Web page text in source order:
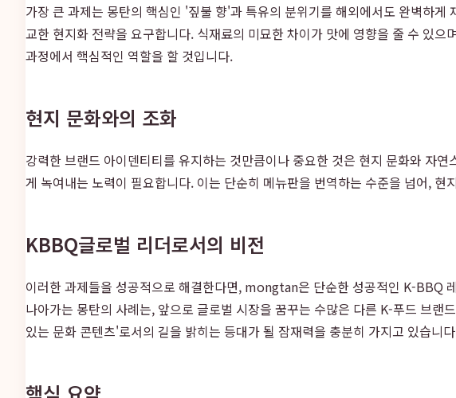
가장 큰 과제는 몽탄의 핵심인 '짚불 향'과 특유의 분위기를 해외에서도 완벽하
교한 현지화 전략을 요구합니다. 식재료의 미묘한 차이가 맛에 영향을 줄 수 있
과정에서 핵심적인 역할을 할 것입니다.
현지 문화와의 조화
강력한 브랜드 아이덴티티를 유지하는 것만큼이나 중요한 것은 현지 문화와 자
게 녹여내는 노력이 필요합니다. 이는 단순히 메뉴판을 번역하는 수준을 넘어,
KBBQ글로벌 리더로서의 비전
이러한 과제들을 성공적으로 해결한다면, mongtan은 단순한 성공적인 K-BBQ
나아가는 몽탄의 사례는, 앞으로 글로벌 시장을 꿈꾸는 수많은 다른 K-푸드 브
있는 문화 콘텐츠'로서의 길을 밝히는 등대가 될 잠재력을 충분히 가지고 있습니